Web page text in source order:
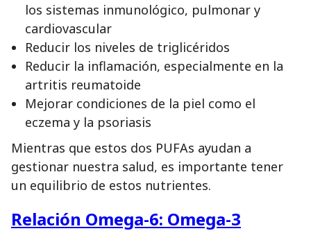
los sistemas inmunológico, pulmonar y
cardiovascular
Reducir los niveles de triglicéridos
Reducir la inflamación, especialmente en la
artritis reumatoide
Mejorar condiciones de la piel como el
eczema y la psoriasis
Mientras que estos dos PUFAs ayudan a
gestionar nuestra salud, es importante tener
un equilibrio de estos nutrientes.
Relación Omega-6: Omega-3